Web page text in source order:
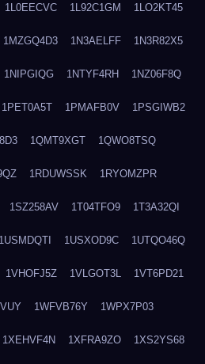
1L0EECVC 1L92C1GM 1LO2KT45
1MZGQ4D3 1N3AELFF 1N3R82X5
1NIPGIQG 1NTYF4RH 1NZ06F8Q
1PET0A5T 1PMAFB0V 1PSGIWB2
1QMT9XGT 1QWO8TSQ
1RDUWSSK 1RYOMZPR
1SZ258AV 1T04TFO9 1T3A32QI
1USMDQTI 1USXOD9C 1UTQO46Q
1VHOFJ5Z 1VLGOT3L 1VT6PD21
1WFVB76Y 1WPX7P03
1XEHVF4N 1XFRA9ZO 1XS2YS68